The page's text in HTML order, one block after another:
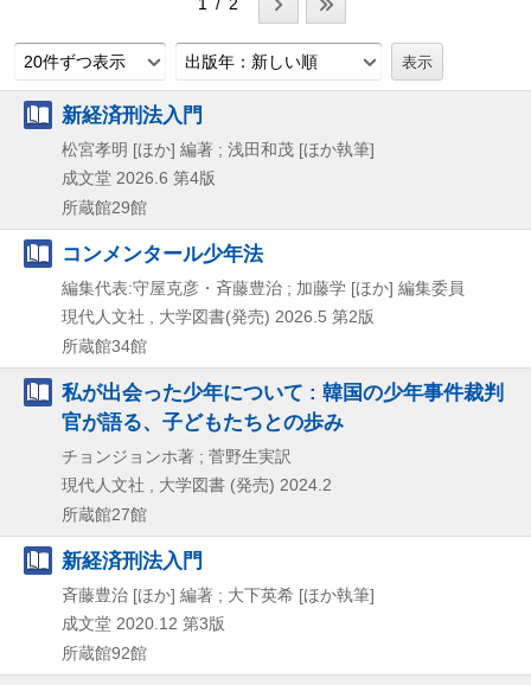
20件ずつ表示 出版年：新しい順
新経済刑法入門
松宮孝明 [ほか] 編著 ; 浅田和茂 [ほか執筆]
成文堂 2026.6 第4版
所蔵館29館
コンメンタール少年法
編集代表:守屋克彦・斉藤豊治 ; 加藤学 [ほか] 編集委員
現代人文社 , 大学図書(発売) 2026.5 第2版
所蔵館34館
私が出会った少年について : 韓国の少年事件裁判
官が語る、子どもたちとの歩み
チョンジョンホ著 ; 菅野生実訳
現代人文社 , 大学図書 (発売) 2024.2
所蔵館27館
新経済刑法入門
斉藤豊治 [ほか] 編著 ; 大下英希 [ほか執筆]
成文堂 2020.12 第3版
所蔵館92館